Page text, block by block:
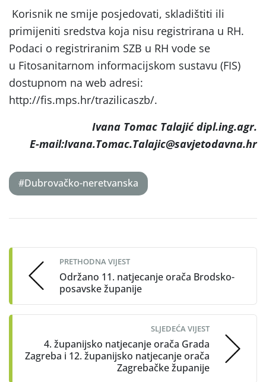
Korisnik ne smije posjedovati, skladištiti ili
primijeniti sredstva koja nisu registrirana u RH.
Podaci o registriranim SZB u RH vode se
u Fitosanitarnom informacijskom sustavu (FIS)
dostupnom na web adresi:
http://fis.mps.hr/trazilicaszb/.
Ivana Tomac Talajić dipl.ing.agr.
E-mail:Ivana.Tomac.Talajic@savjetodavna.hr
#Dubrovačko-neretvanska
navigation
PRETHODNA VIJEST
Održano 11. natjecanje orača Brodsko-
posavske županije
SLJEDEĆA VIJEST
4. županijsko natjecanje orača Grada
Zagreba i 12. županijsko natjecanje orača
Zagrebačke županije